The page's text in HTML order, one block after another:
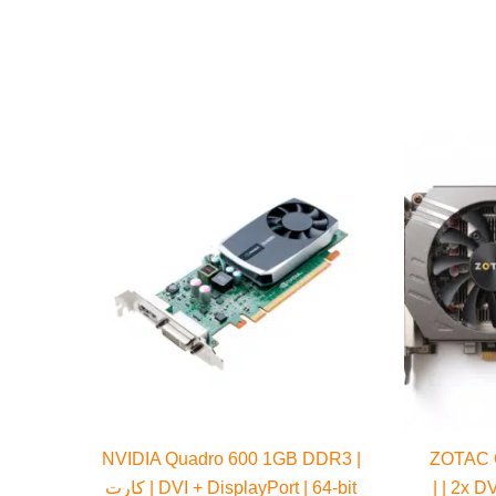
ZOTAC
NVIDIA Quadro 600 1GB DDR3 |
DVI + DisplayPort | 64-bit | كارت